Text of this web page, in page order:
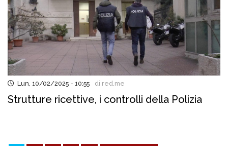
Lun, 10/02/2025 - 10:55 di red.me
Strutture ricettive, i controlli della Polizia